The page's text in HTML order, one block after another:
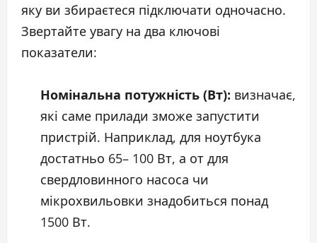
яку ви збираєтеся підключати одночасно.
Звертайте увагу на два ключові
показатели:
Номінальна потужність (Вт): визначає,
які саме прилади зможе запустити
пристрій. Наприклад, для ноутбука
достатньо 65– 100 Вт, а от для
свердловинного насоса чи
мікрохвильовки знадобиться понад
1500 Вт.